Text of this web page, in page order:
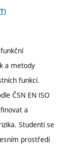
a metody
funkcí.
ČSN EN ISO
a
Studenti se
prostředí